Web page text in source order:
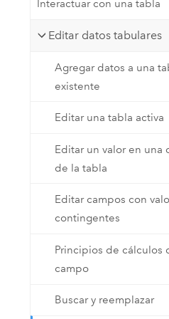
Crear
Interactuar con una tabla
Editar datos tabulares
Agregar datos a una
existente
Editar una tabla activa
Editar un valor en una
de la tabla
Editar campos con
contingentes
Principios de cálculos
campo
Buscar y reemplazar